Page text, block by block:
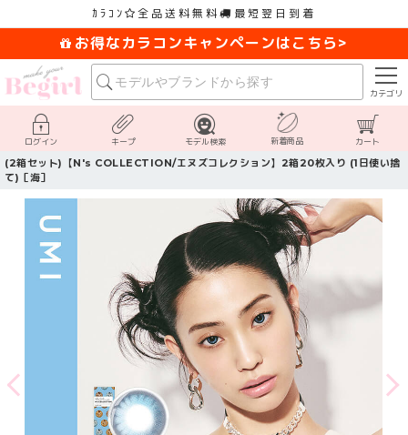
ｶﾗｺﾝ 全品送料無料 最短翌日到着
お得なカラコンキャンペーンはこちら>
カテゴリ
ログイン キープ モデル検索 新着商品 カート
(2箱セット)【N's COLLECTION/エヌズコレクション】2箱20枚入り (1日使い捨
て)［海］